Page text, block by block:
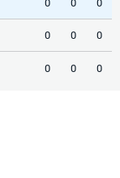
0 0 0
0 0 0
0 0 0